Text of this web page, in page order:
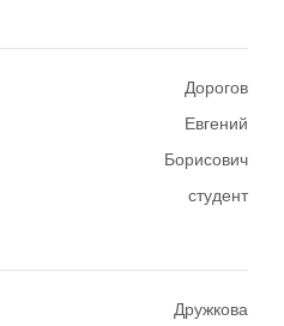
Дорогов
Евгений
Борисович
студент
Дружкова